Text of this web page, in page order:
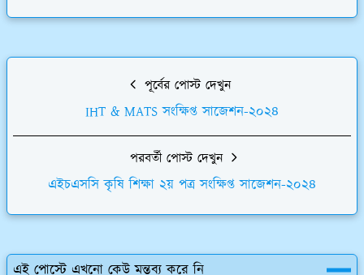
পূর্বের পোস্ট দেখুন
IHT & MATS সংক্ষিপ্ত সাজেশন-২০২৪
পরবর্তী পোস্ট দেখুন
এইচএসসি কৃষি শিক্ষা ২য় পত্র সংক্ষিপ্ত সাজেশন-২০২৪
এই পোস্টে এখনো কেউ মন্তব্য করে নি